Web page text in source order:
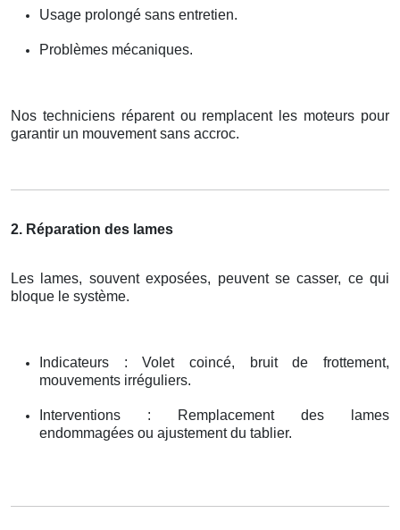
Usage prolongé sans entretien.
Problèmes mécaniques.
Nos techniciens réparent ou remplacent les moteurs pour
garantir un mouvement sans accroc.
2. Réparation des lames
Les lames, souvent exposées, peuvent se casser, ce qui
bloque le système.
Indicateurs : Volet coincé, bruit de frottement,
mouvements irréguliers.
Interventions : Remplacement des lames
endommagées ou ajustement du tablier.